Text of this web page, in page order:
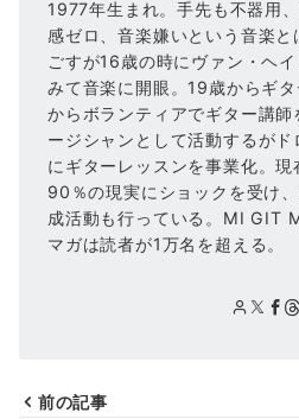
1977年生まれ。手先も不器用
感ゼロ、音楽嫌いという音楽と
ごすが16歳の時にヴァン・ヘ
みて音楽に開眼。19歳からギ
からボランティアでギター講師
ージシャンとして活動するが
にギターレッスンを事業化。
90％の現実にショックを受け
成活動も行っている。MI GIT
マガは読者が1万名を超える。
前の記事